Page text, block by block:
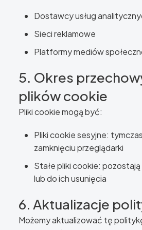
Dostawcy usług
Sieci reklamowe
Platformy mediów
5. Okres
plików cookie
Pliki cookie mogą być:
Pliki cookie sesyjne:
zamknięciu przeglądarki
Stałe pliki cookie:
lub do ich usunięcia
6. Aktualizacje
Możemy aktualizować tę